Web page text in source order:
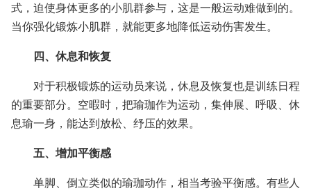
式，迫使身体更多的小肌群参与，这是一般运动难做到的。
当你强化锻炼小肌群，就能更多地降低运动伤害发生。
四、休息和恢复
对于积极锻炼的运动员来说，休息及恢复也是训练日程
的重要部分。空暇时，把瑜珈作为运动，集伸展、呼吸、休
息瑜一身，能达到放松、纾压的效果。
五、增加平衡感
单脚、倒立类似的瑜珈动作，相当考验平衡感。有些人